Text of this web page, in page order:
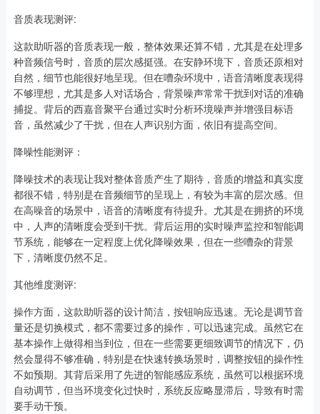
音质表现测评:
这款助听器的音质表现一般，整体效果还算不错，尤其是在处理多
种音频信号时，音质的层次感挺强。在安静环境下，音质还原相对
自然，细节也能很好地呈现。但在嘈杂环境中，语音清晰度表现得
不够理想，尤其是多人对话场合，背景噪声常常干扰到对话的准确
捕捉。背后的西嘉音聚平台通过实时分析环境噪声并增强目标语
音，虽然减少了干扰，但在人声识别方面，依旧有提高空间。
降噪性能测评：
降噪技术的表现让我对整体音质产生了期待，音质的增益和真实度
都很不错，特别是在音频细节的呈现上，有较为丰富的层次感。但
在高噪音的场景中，语音的清晰度有待提升。尤其是在拥挤的环境
中，人声的清晰度会受到干扰。背后运用的实时噪声监控和智能调
节系统，能够在一定程度上优化降噪效果，但在一些嘈杂的背景
下，清晰度仍然不足。
其他维度测评:
操作方面，这款助听器的设计简洁，按钮响应迅速。无论是调节音
量还是切换模式，都不需要过多的操作，可以迅速完成。虽然它在
基本操作上做得相当到位，但在一些需要更细致调节的情况下，仍
然会显得不够准确，特别是在快速转换场景时，调整按钮的操作性
不如预期。其背后采用了先进的智能感应系统，虽然可以根据环境
自动调节，但当环境变化过快时，系统反应略显滞后，导致有时需
要手动干预。